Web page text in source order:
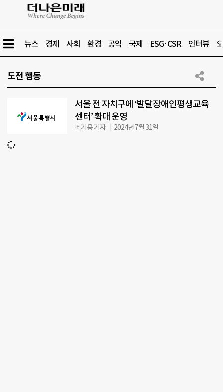
뉴스 경제 사회 환경 공익 국제 ESG·CSR 인터뷰
도전 행동
서울 전 자치구에 ‘발달장애인평생교육
센터’ 확대 운영
조기용 기자 2024년 7월 31일